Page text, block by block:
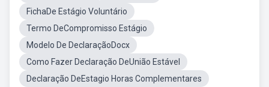
FichaDe Estágio Voluntário
Termo DeCompromisso Estágio
Modelo De DeclaraçãoDocx
Como Fazer Declaração DeUnião Estável
Declaração DeEstagio Horas Complementares